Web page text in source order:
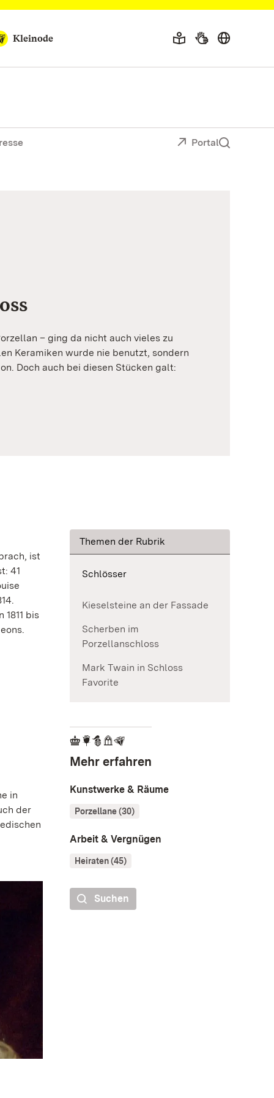
Kleinode
Portal
– ging da nicht auch vieles zu
Keramiken wurde nie benutzt, sondern
Doch auch bei diesen Stücken galt:
ist
41
bis
in
der
Themen der Rubrik
Schlösser
Kieselsteine an der Fassade
Scherben im
Porzellanschloss
Mark Twain in Schloss
Favorite
Mehr erfahren
Kunstwerke & Räume
Porzellane (30)
Arbeit & Vergnügen
Heiraten (45)
Suchen